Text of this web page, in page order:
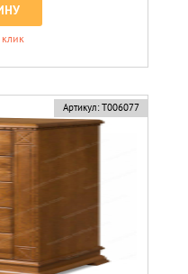
Артикул: Т006077